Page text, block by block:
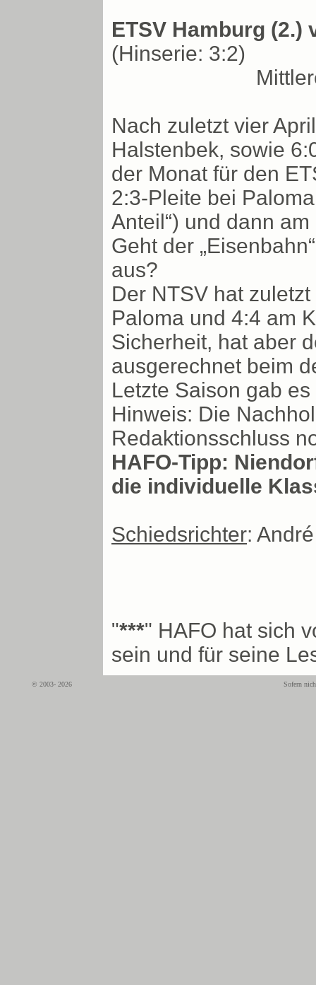
ETSV Hamburg (2.)
(Hinserie: 3:2)
Nach zuletzt vier
Halstenbek, sowie
der Monat für den
2:3-Pleite bei
Anteil“) und dann
Geht der
aus?
Der NTSV hat
Paloma und 4:4 am
Sicherheit, hat aber
ausgerechnet beim
Letzte Saison gab
Hinweis: Die
Redaktionsschluss
HAFO-Tipp:
die individuelle
Schiedsrichter:
"***" HAFO hat sich
sein und für seine
© 2003- 2026 Sofern